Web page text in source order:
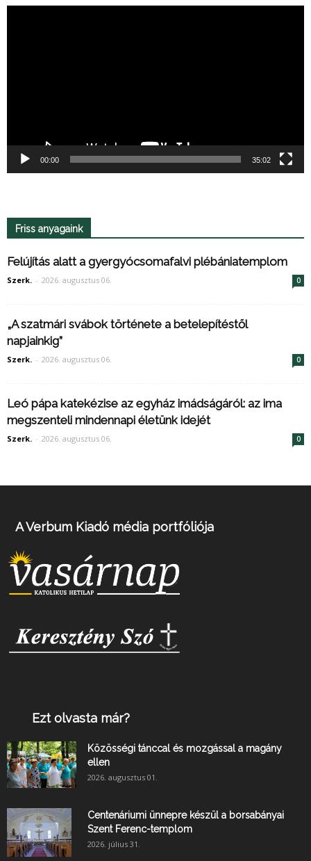
00:00 35:02
Friss anyagaink
Felújítás alatt a gyergyócsomafalvi plébániatemplom
Szerk. - 2026. augusztus 06. 0
„A szatmári svábok története a betelepítéstől
napjainkig”
Szerk. - 2026. augusztus 06. 0
Leó pápa katekézise az egyház imádságáról: az ima
megszenteli mindennapi életünk idejét
Szerk. - 2026. augusztus 06. 0
A Verbum Kiadó média portfóliója
Ezt olvasta már?
Közösségi tánccal és mozgással a magány
ellen
2026. augusztus 01.
Centenáriumi ünnepre készül a borsabányai
Szent Ferenc-templom
2026. július 31.